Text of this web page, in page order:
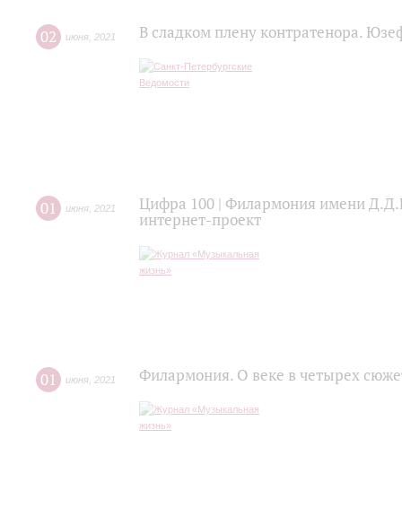
02 июня 2021 В сладком плену контратенора.
01 июня 2021
Цифра 100 | Филармония имени
интернет-проект
01 июня 2021 Филармония. О веке в четырех